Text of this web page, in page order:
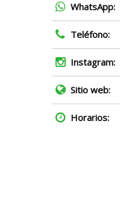
WhatsApp:
Teléfono:
Instagram:
Sitio web:
Horarios: